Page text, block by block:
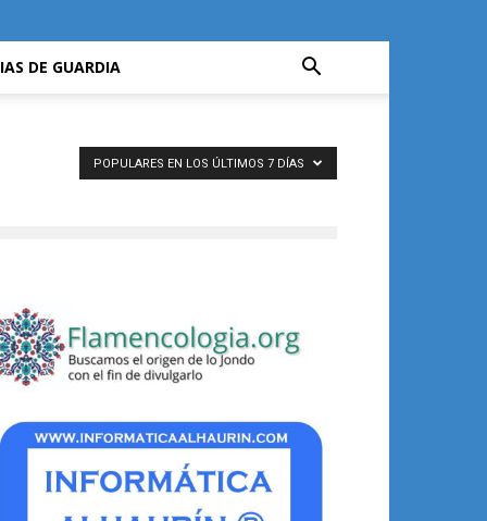
DE GUARDIA
POPULARES EN LOS ÚLTIMOS 7 DÍAS